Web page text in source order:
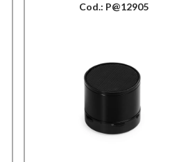
Cod.: P@12905